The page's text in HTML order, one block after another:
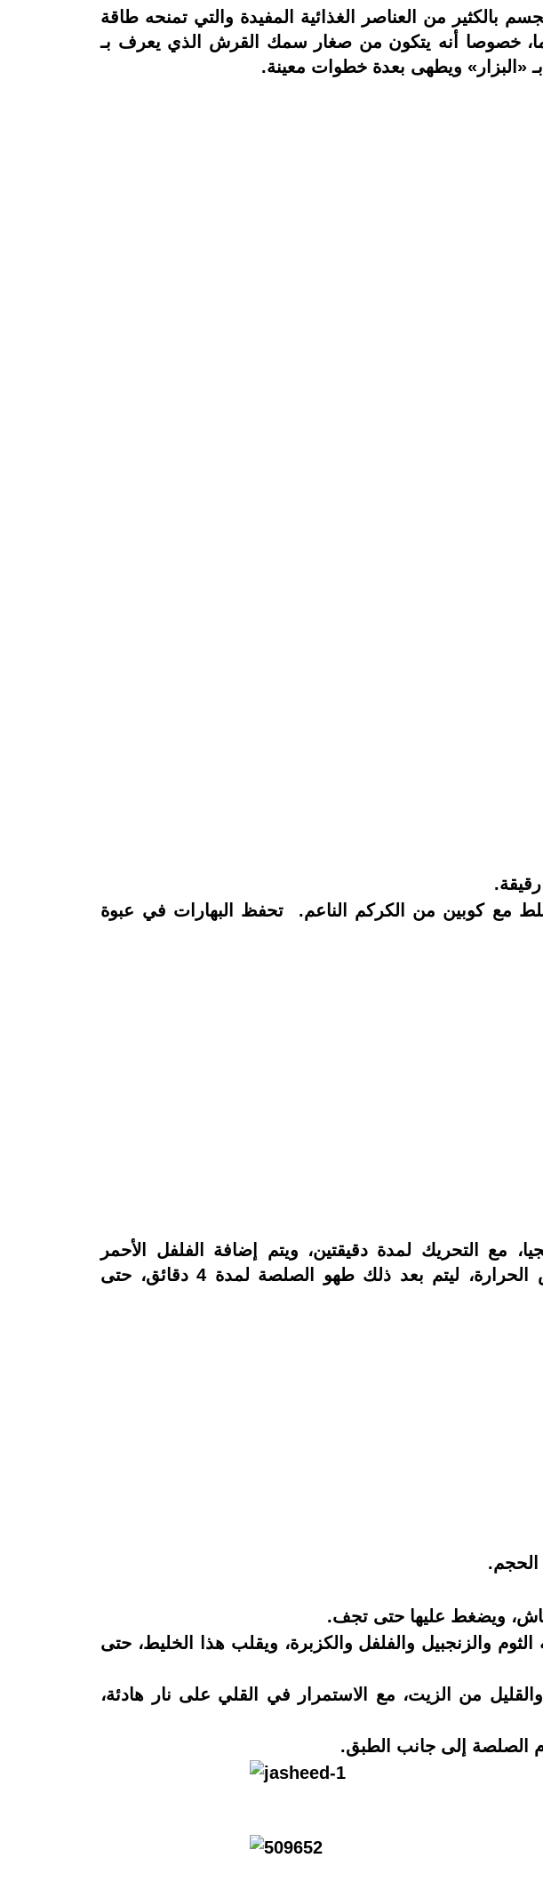
بالكثير من العناصر الغذائية المفيدة والتي تمنحه طاقة
ما، خصوصا أنه يتكون من صغار سمك القرش الذي يعرف بـ
بـ «البزار» ويطهى بعدة خطوات معينة.
مع كوبين من الكركم الناعم.
تحفظ البهارات في عبوة
مع التحريك لمدة دقيقتين، ويتم إضافة الفلفل الأحمر
والبندورة، بعدها، وإضافة مسحوق الحامض المجفف وبهار البزار، وتخفض الحرارة، ليتم بعد ذلك طهو الصلصة لمدة 4 دقائق، حتى
.
ويضغط عليها حتى تجف.
والزنجبيل والفلفل والكزبرة، ويقلب هذا الخليط، حتى
من الزيت، مع الاستمرار في القلي على نار هادئة،
الصلصة إلى جانب الطبق.